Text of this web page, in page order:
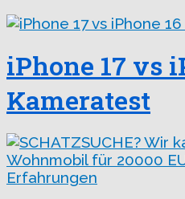
iPhone 17 vs
Kameratest